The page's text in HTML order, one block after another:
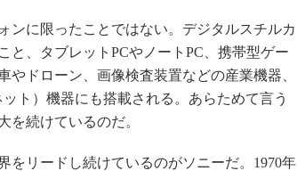
に限ったことではない。デジタルスチルカ
と、タブレットPCやノートPC、携帯型ゲー
ドローン、画像検査装置などの産業機器、
ト）機器にも搭載される。あらためて言う
を続けているのだ。
リードし続けているのがソニーだ。1970年